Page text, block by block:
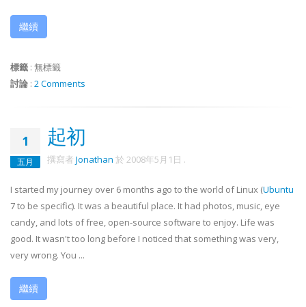
繼續
標籤 : 無標籤
討論 : 2 Comments
1
五月
起初
撰寫者 Jonathan 於 2008年5月1日 .
I started my journey over 6 months ago to the world of Linux (Ubuntu
7 to be specific). It was a beautiful place. It had photos, music, eye
candy, and lots of free, open-source software to enjoy. Life was
good. It wasn't too long before I noticed that something was very,
very wrong. You ...
繼續